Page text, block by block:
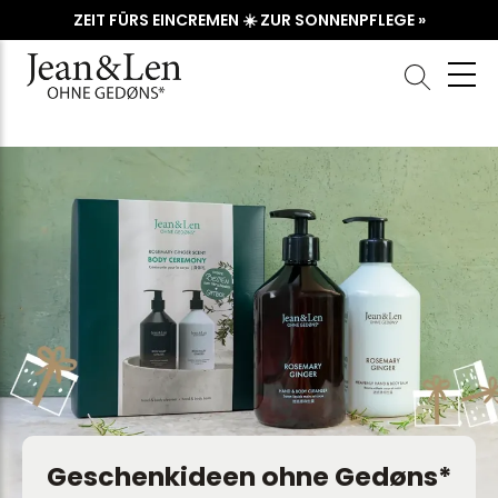
ZEIT FÜRS EINCREMEN ☀️ ZUR SONNENPFLEGE »
Geschenkideen ohne Gedøns*